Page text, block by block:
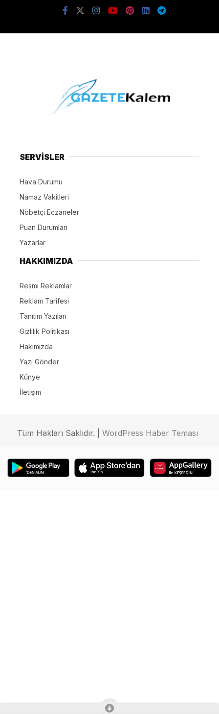
SERVİSLER
Hava Durumu
Namaz Vakitleri
Nöbetçi Eczaneler
Puan Durumları
Yazarlar
HAKKIMIZDA
Resmi Reklamlar
Reklam Tarifesi
Tanıtım Yazıları
Gizlilik Politikası
Hakımızda
Yazı Gönder
Künye
İletişim
Tüm Hakları Saklıdır. | WordPress Haber Teması